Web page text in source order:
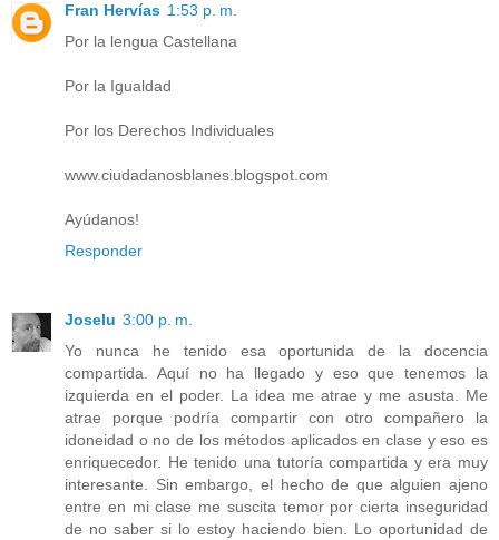
Fran Hervías 1:53 p. m.
Por la lengua Castellana
Por la Igualdad
Por los Derechos Individuales
www.ciudadanosblanes.blogspot.com
Ayúdanos!
Responder
Joselu 3:00 p. m.
Yo nunca he tenido esa oportunida de la docencia
compartida. Aquí no ha llegado y eso que tenemos la
izquierda en el poder. La idea me atrae y me asusta. Me
atrae porque podría compartir con otro compañero la
idoneidad o no de los métodos aplicados en clase y eso es
enriquecedor. He tenido una tutoría compartida y era muy
interesante. Sin embargo, el hecho de que alguien ajeno
entre en mi clase me suscita temor por cierta inseguridad
de no saber si lo estoy haciendo bien. Lo oportunidad de